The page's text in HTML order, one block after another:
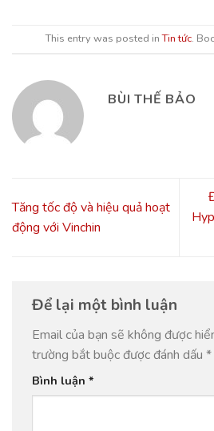
This entry was posted inTin tức.
BÙI THẾ BẢO
Tăng tốc độ và hiệu quả hoạt
động với Vinchin
Để lại một bình luận
Email của bạn sẽ không được
trường bắt buộc được đánh dấu *
Bình luận *